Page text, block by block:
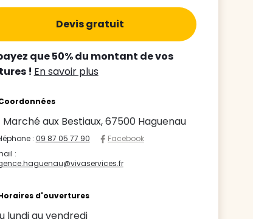
que 50% du montant de vos
! En savoir plus
Marché aux Bestiaux, 67500 Haguenau
: 09 87 05 77 90
Facebook
:
d'ouvertures
lundi au vendredi